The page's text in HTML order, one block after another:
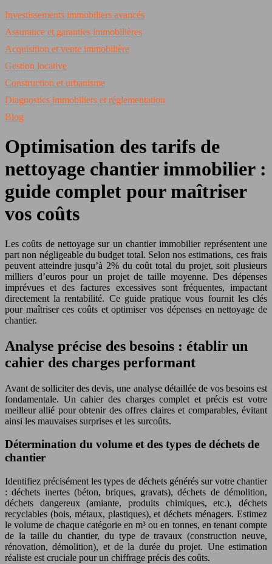
Investissements immobiliers avancés
Assurance et garanties immobilières
Acquisition et vente immobilière
Gestion locative
Construction et urbanisme
Diagnostics immobiliers et réglementation
Blog
Optimisation des tarifs de
nettoyage chantier immobilier :
guide complet pour maîtriser
vos coûts
Les coûts de nettoyage sur un chantier immobilier représentent une
part non négligeable du budget total. Selon nos estimations, ces frais
peuvent atteindre jusqu’à 2% du coût total du projet, soit plusieurs
milliers d’euros pour un projet de taille moyenne. Des dépenses
imprévues et des factures excessives sont fréquentes, impactant
directement la rentabilité. Ce guide pratique vous fournit les clés
pour maîtriser ces coûts et optimiser vos dépenses en nettoyage de
chantier.
Analyse précise des besoins : établir un
cahier des charges performant
Avant de solliciter des devis, une analyse détaillée de vos besoins est
fondamentale. Un cahier des charges complet et précis est votre
meilleur allié pour obtenir des offres claires et comparables, évitant
ainsi les mauvaises surprises et les surcoûts.
Détermination du volume et des types de déchets de
chantier
Identifiez précisément les types de déchets générés sur votre chantier
: déchets inertes (béton, briques, gravats), déchets de démolition,
déchets dangereux (amiante, produits chimiques, etc.), déchets
recyclables (bois, métaux, plastiques), et déchets ménagers. Estimez
le volume de chaque catégorie en m³ ou en tonnes, en tenant compte
de la taille du chantier, du type de travaux (construction neuve,
rénovation, démolition), et de la durée du projet. Une estimation
réaliste est cruciale pour un chiffrage précis des coûts.